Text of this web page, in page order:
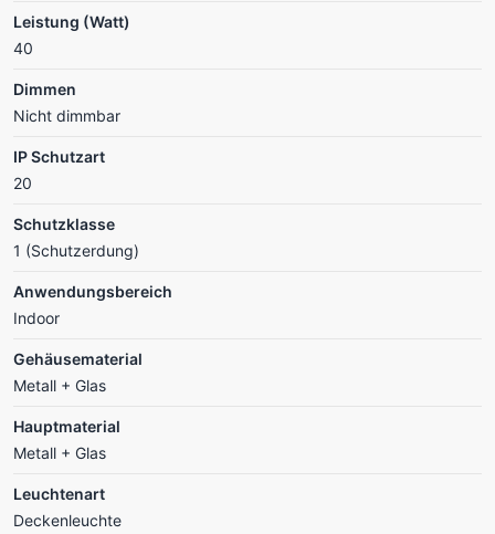
Leistung (Watt)
40
Dimmen
Nicht dimmbar
IP Schutzart
20
Schutzklasse
1 (Schutzerdung)
Anwendungsbereich
Indoor
Gehäusematerial
Metall + Glas
Hauptmaterial
Metall + Glas
Leuchtenart
Deckenleuchte